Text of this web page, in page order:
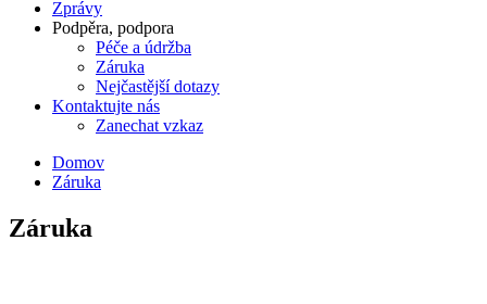
Zprávy
Podpěra, podpora
Péče a údržba
Záruka
Nejčastější dotazy
Kontaktujte nás
Zanechat vzkaz
Domov
Záruka
Záruka